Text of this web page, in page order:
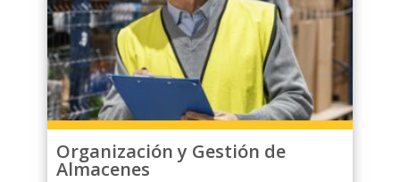
Organización y Gestión de
Almacenes